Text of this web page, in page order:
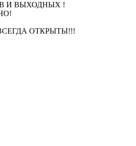
И ВЫХОДНЫХ !
ОТКРЫТЫ!!!